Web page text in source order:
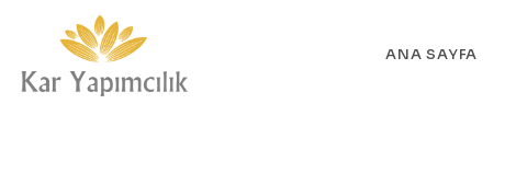
ANA SAYFA